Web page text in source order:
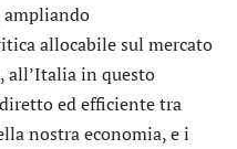
allocabile sul mercato
all’Italia in questo
ed efficiente tra
nostra economia, e i